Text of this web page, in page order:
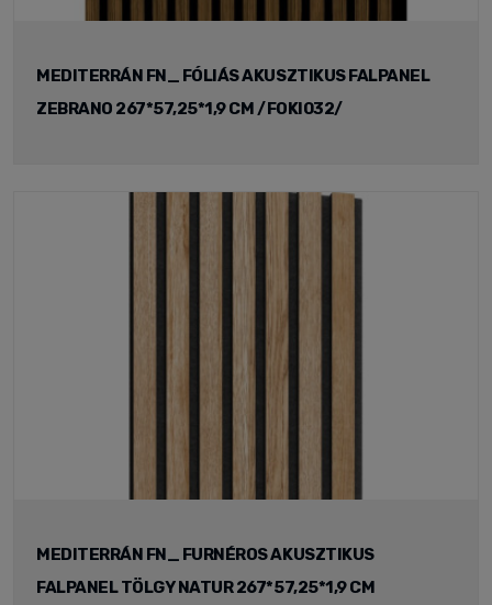
MEDITERRÁN FN_ FÓLIÁS AKUSZTIKUS FALPANEL
ZEBRANO 267*57,25*1,9 CM /FOKI032/
MEDITERRÁN FN_ FURNÉROS AKUSZTIKUS
FALPANEL TÖLGY NATUR 267*57,25*1,9 CM